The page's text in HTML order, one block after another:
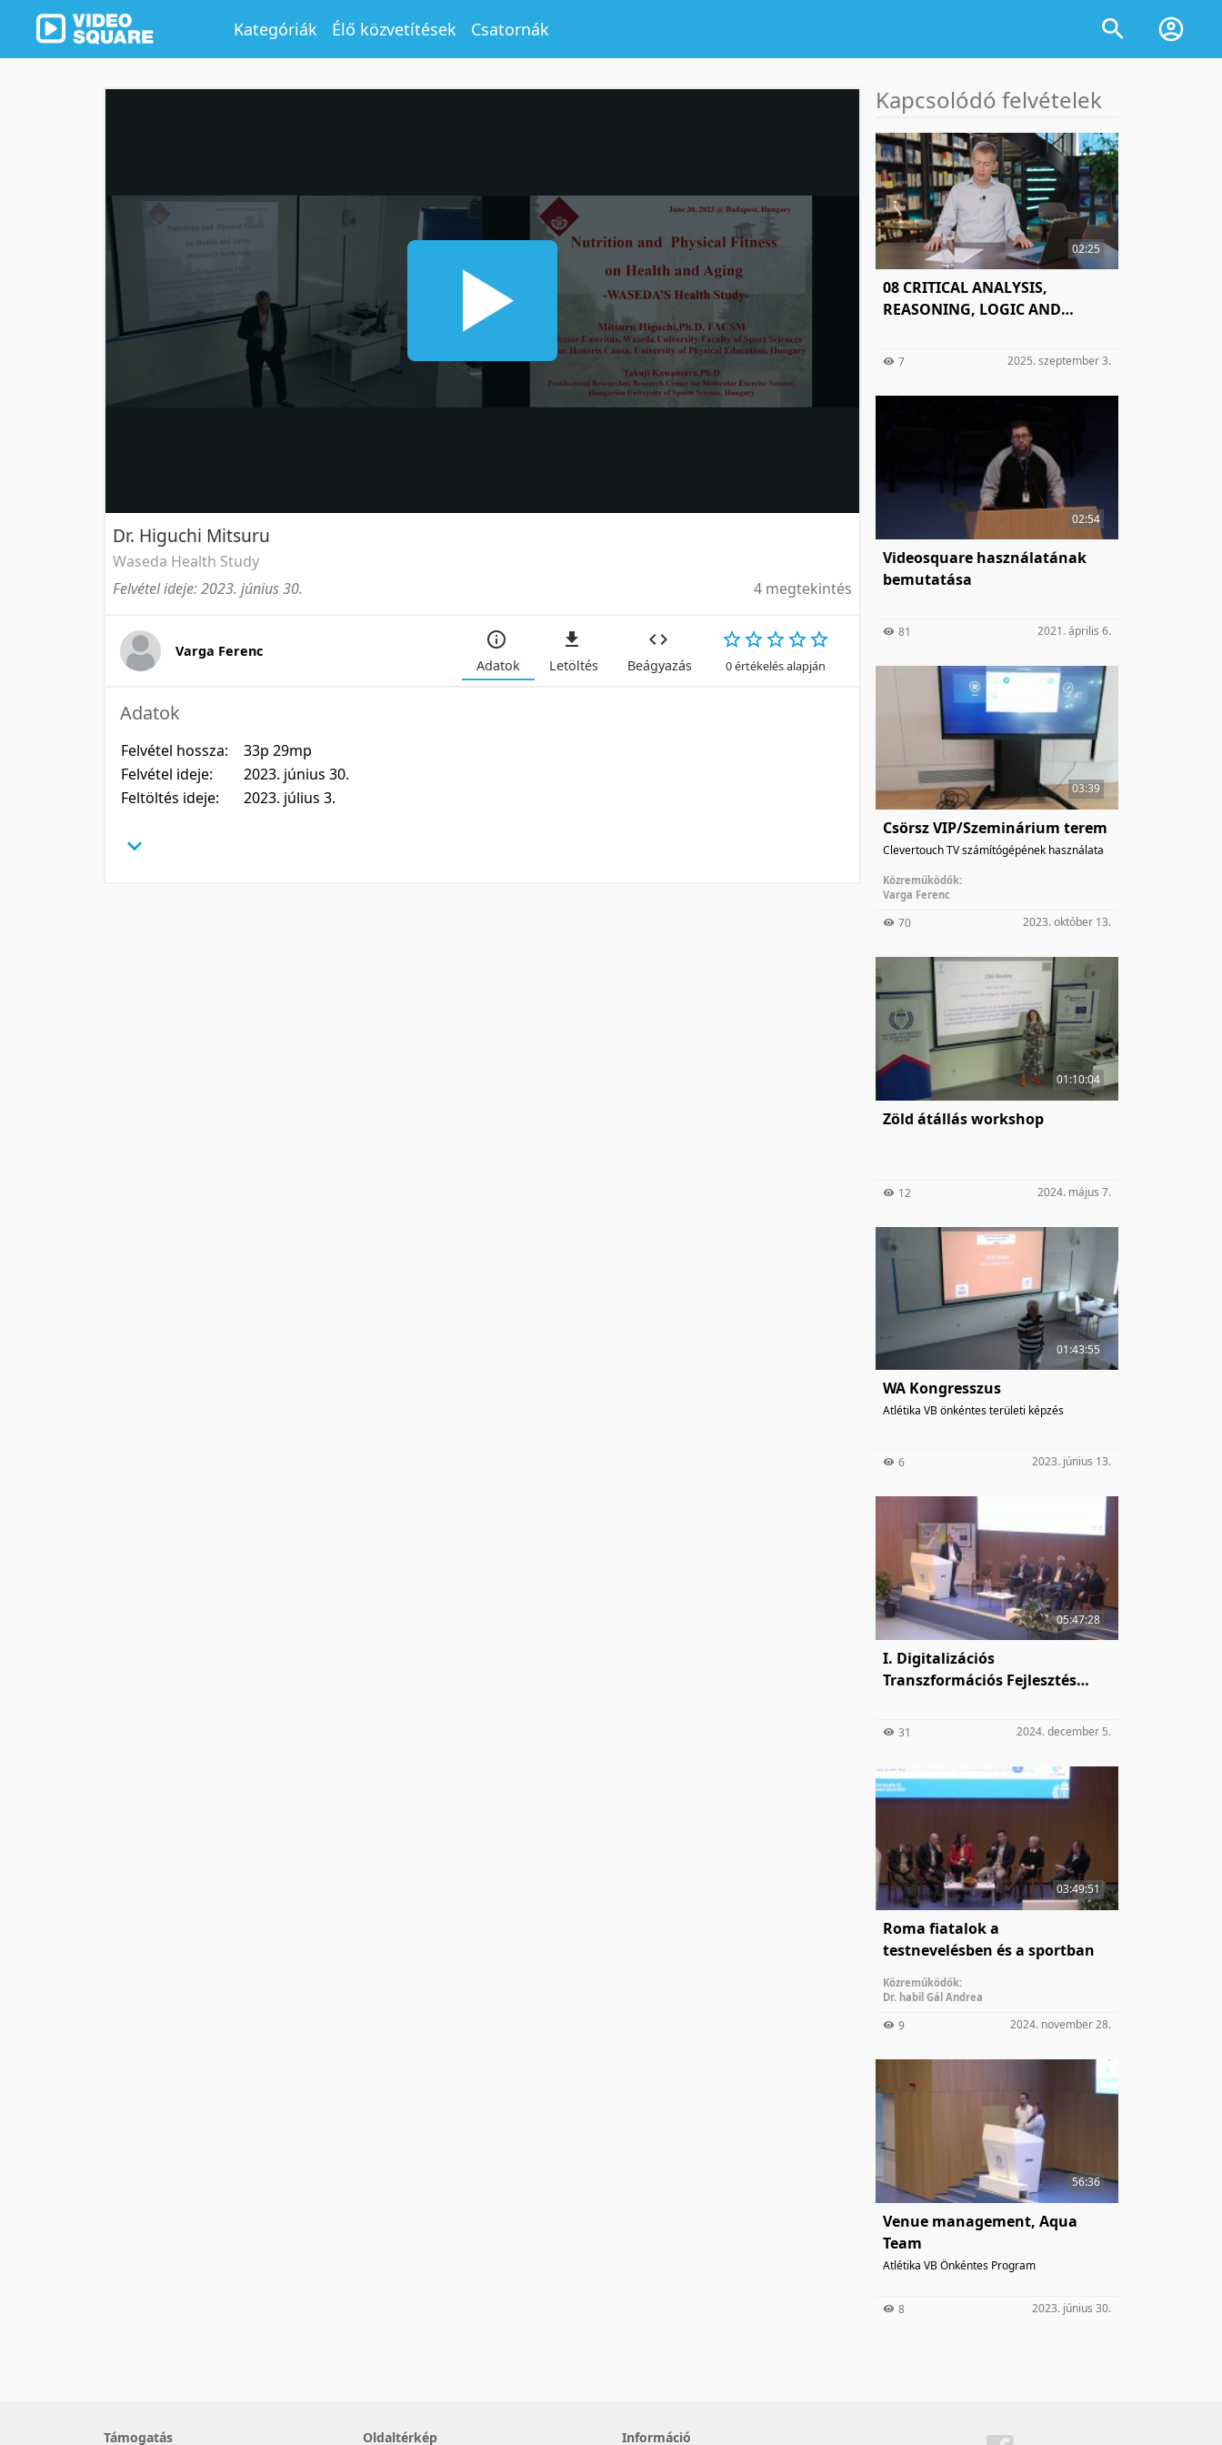
Kategóriák Élő közvetítések Csatornák
Dr. Higuchi Mitsuru
Waseda Health Study
Felvétel ideje: 2023. június 30.
4 megtekintés
Varga Ferenc
Adatok
Letöltés Beágyazás 0 értékelés alapján
Adatok
Felvétel hossza:
33p 29mp
Felvétel ideje:
2023. június 30.
Feltöltés ideje:
2023. július 3.
Kapcsolódó felvételek
02:25
08 CRITICAL ANALYSIS,
REASONING, LOGIC AND
7 2025. szeptember 3.
02:54
Videosquare használatának
bemutatása
81 2021. április 6.
03:39
Csörsz VIP/Szeminárium terem
Clevertouch TV számítógépének használata
Közreműködők:
Varga Ferenc
70 2023. október 13.
01:10:04
Zöld átállás workshop
12 2024. május 7.
01:43:55
WA Kongresszus
Atlétika VB önkéntes területi képzés
6 2023. június 13.
05:47:28
I. Digitalizációs
Transzformációs Fejlesztés
31 2024. december 5.
03:49:51
Roma fiatalok a
testnevelésben és a sportban
Közreműködők:
Dr. habil Gál Andrea
9 2024. november 28.
56:36
Venue management, Aqua
Team
Atlétika VB Önkéntes Program
8 2023. június 30.
Támogatás Oldaltérkép Információ